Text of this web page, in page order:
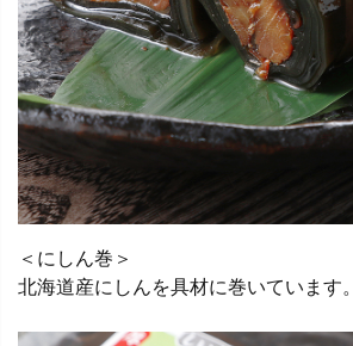
＜にしん巻＞
北海道産にしんを具材に巻いています。